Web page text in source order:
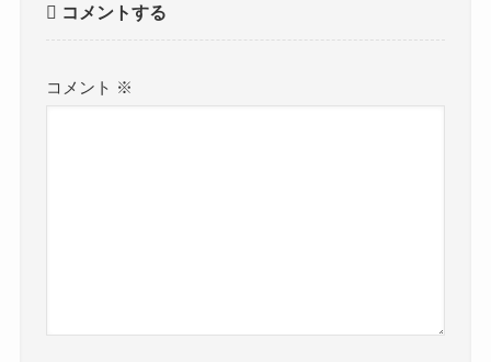
コメントする
コメント ※